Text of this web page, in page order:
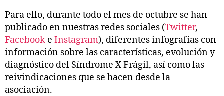
Para ello, durante todo el mes de octubre se han
publicado en nuestras redes sociales (Twitter,
Facebook e Instagram), diferentes infografías con
información sobre las características, evolución y
diagnóstico del Síndrome X Frágil, así como las
reivindicaciones que se hacen desde la
asociación.